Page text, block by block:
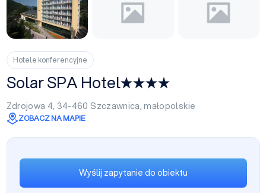
Hotele konferencyjne
Solar SPA Hotel
Zdrojowa 4, 34-460 Szczawnica,małopolskie
ZOBACZ NA MAPIE
Wyślij zapytanie do obiektu